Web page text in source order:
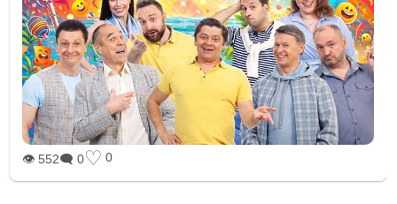
👁 552🗨 0♡ 0